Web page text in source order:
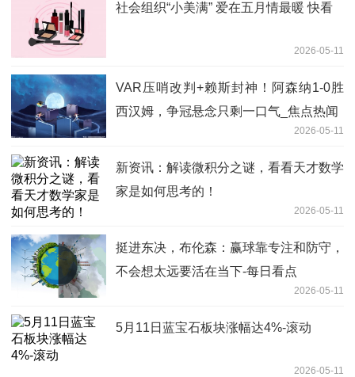
社会组织“小美满” 爱在五月情最暖 快看
2026-05-11
VAR压哨改判+赖斯封神！阿森纳1-0胜
西汉姆，争冠悬念只剩一口气_焦点热闻
2026-05-11
新资讯：解读微积分之谜，看看天才数学
家是如何思考的！
2026-05-11
挺进东决，布伦森：赢球靠专注和防守，
不会想太远要活在当下-每日看点
2026-05-11
5月11日蓝宝石板块涨幅达4%-滚动
2026-05-11